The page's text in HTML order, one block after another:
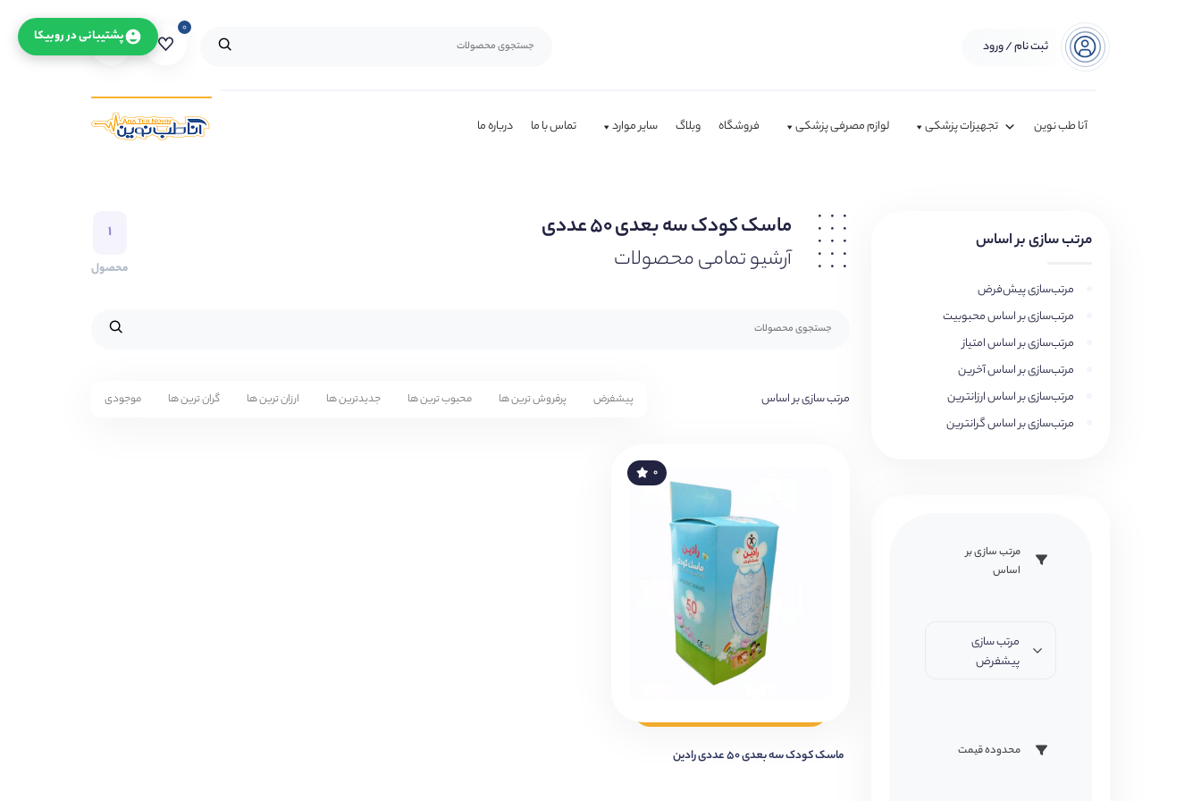
ثبت نام / ورود
۰ ۰
آنا طب نوین تجهیزات پزشکی لوازم مصرفی پزشکی فروشگاه وبلاگ سایر موارد تماس با ما درباره ما
مرتب سازی بر اساس
مرتب‌سازی پیش‌فرض
مرتب‌سازی بر اساس محبوبیت
مرتب‌سازی بر اساس امتیاز
مرتب‌سازی بر اساس آخرین
مرتب‌سازی بر اساس ارزانترین
مرتب‌سازی بر اساس گرانترین
مرتب سازی بر
اساس
مرتب سازی
پیشفرض
محدوده قیمت
ماسک کودک سه بعدی ۵۰ عددی
آرشیو تمامی محصولات
۱
محصول
مرتب سازی بر اساس پیشفرض پرفروش ترین ها محبوب ترین ها جدیدترین ها ارزان ترین ها گران ترین ها موجودی
۰
ماسک کودک سه بعدی ۵۰ عددی رادین
پشتیبانی در روبیکا